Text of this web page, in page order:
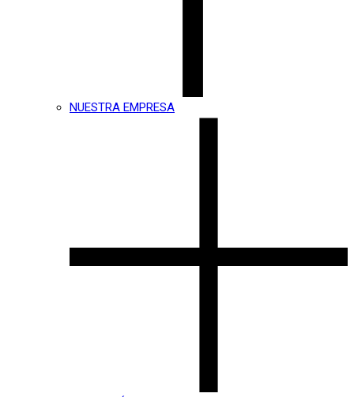
NUESTRA EMPRESA